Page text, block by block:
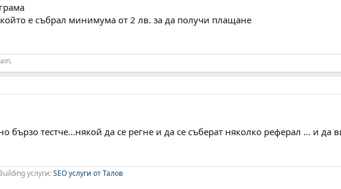
е събрал минимума от 2 лв. за да получи плащане
бързо тестче...някой да се регне и да се съберат няколко реферал ... и да
услуги:SEO услуги от Талов